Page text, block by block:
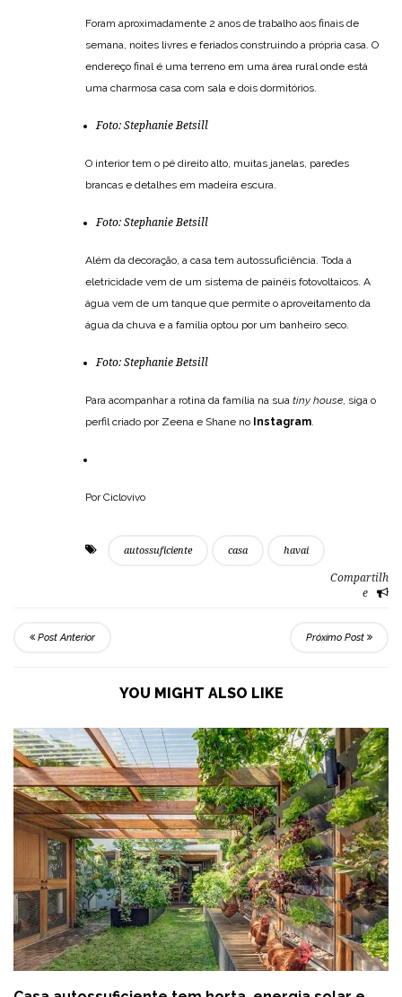
Foram aproximadamente 2 anos de trabalho aos finais de
semana, noites livres e feriados construindo a própria casa. O
endereço final é uma terreno em uma área rural onde está
uma charmosa casa com sala e dois dormitórios.
Foto: Stephanie Betsill
O interior tem o pé direito alto, muitas janelas, paredes
brancas e detalhes em madeira escura.
Foto: Stephanie Betsill
Além da decoração, a casa tem autossuficiência. Toda a
eletricidade vem de um sistema de painéis fotovoltaicos. A
água vem de um tanque que permite o aproveitamento da
água da chuva e a família optou por um banheiro seco.
Foto: Stephanie Betsill
Para acompanhar a rotina da família na sua tiny house, siga o
perfil criado por Zeena e Shane no Instagram.
Por Ciclovivo
autossuficiente casa havai
Compartilh
e
Post Anterior Próximo Post
YOU MIGHT ALSO LIKE